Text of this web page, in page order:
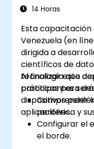
14 Horas
Esta
Venezuela (en
dirigida a
científicos de
tecnología que
prácticas para
dispositivos
aplicaciones.
Al finalizar esta
participantes
Comprender
periférica y
Configurar el
el borde.